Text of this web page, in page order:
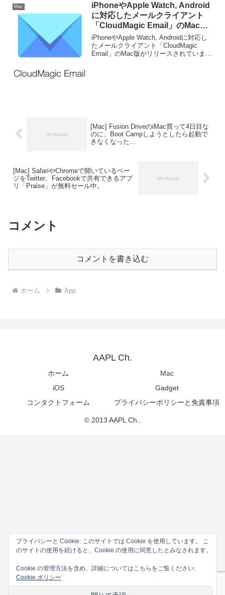
Mac
iPhoneやApple Watch, Android
に対応したメールクライアント
「CloudMagic Email」のMac版
がリリース。
iPhoneやApple Watch, Androidに対応し
たメールクライアント「CloudMagic
Email」のMac版がリリースされていま
[Mac] Fusion DriveのiMac買って4日目な
のに、Boot Campしようとしたら起動で
きなくなった…
[Mac] SafariやChromeで開いているペー
ジをTwitter、Facebookで共有できるアプ
リ「Praise」が無料セール中。
コメント
コメントを書き込む
ホーム App
AAPL Ch.
ホーム
Mac
iOS
Gadget
コンタクトフォーム
プライバシーポリシーと免責事項
© 2013 AAPL Ch..
プライバシーと Cookie: このサイトでは Cookie を使用しています。 こ
のサイトの使用を続けると、Cookie の使用に同意したとみなされます。
Cookie の管理方法を含め、詳細についてはこちらをご覧ください:
Cookie ポリシー